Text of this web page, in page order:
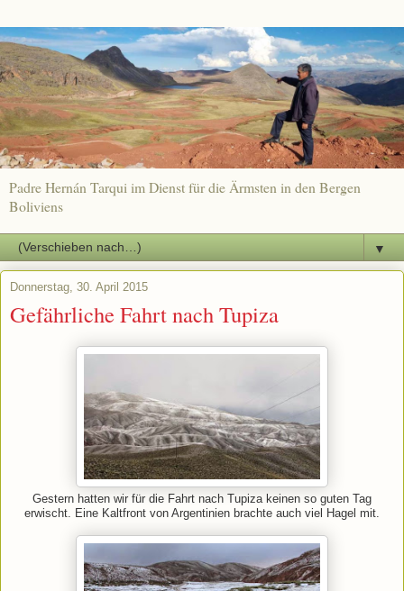
Padre Hernán Tarqui im Dienst für die Ärmsten in den Bergen
Boliviens
▼
Donnerstag, 30. April 2015
Gefährliche Fahrt nach Tupiza
Gestern hatten wir für die Fahrt nach Tupiza keinen so guten Tag
erwischt. Eine Kaltfront von Argentinien brachte auch viel Hagel mit.